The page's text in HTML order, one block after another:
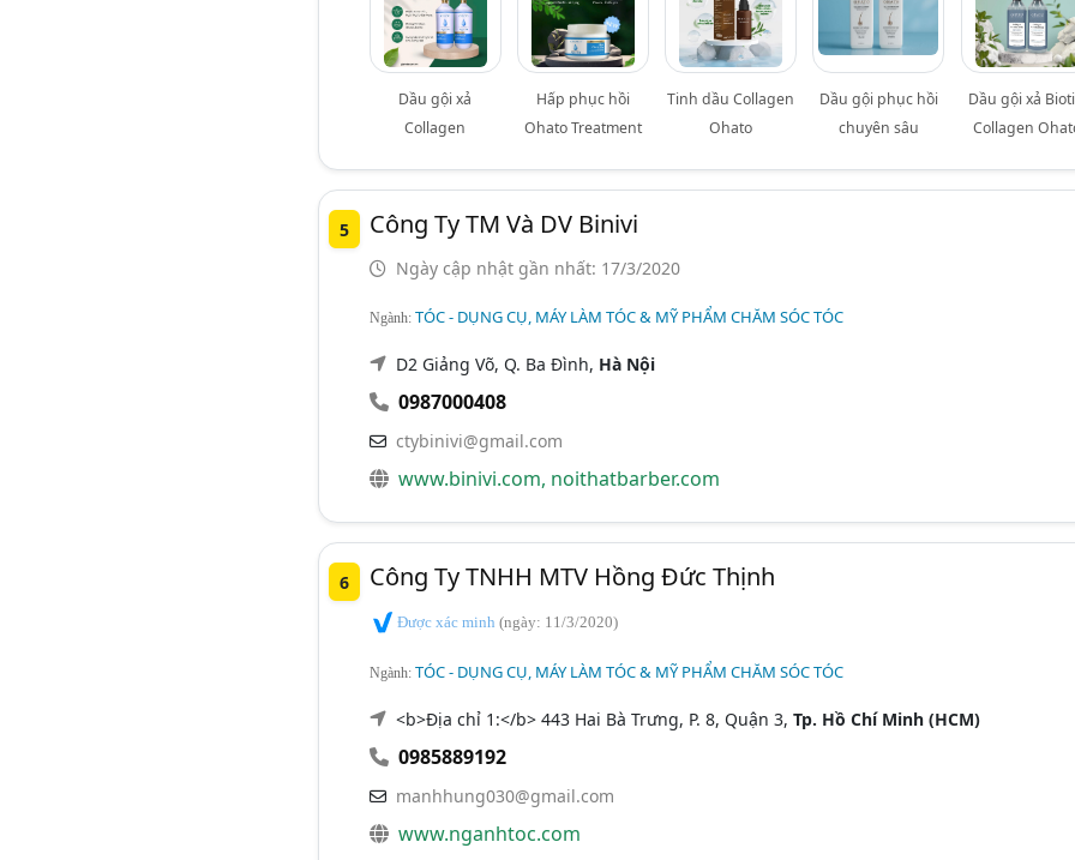
Dầu gội xả
Collagen
Hấp phục hồi
Ohato Treatment
Tinh dầu Collagen
Ohato
Dầu gội phục hồi
chuyên sâu
Dầu gội xả
Collagen
5 Công Ty TM Và DV Binivi
Ngày cập nhật gần nhất: 17/3/2020
Ngành: TÓC - DỤNG CỤ, MÁY LÀM TÓC & MỸ PHẨM CHĂM SÓC TÓC
D2 Giảng Võ, Q. Ba Đình, Hà Nội
0987000408
ctybinivi@gmail.com
www.binivi.com, noithatbarber.com
6 Công Ty TNHH MTV Hồng Đức Thịnh
Được xác minh (ngày: 11/3/2020)
Ngành: TÓC - DỤNG CỤ, MÁY LÀM TÓC & MỸ PHẨM CHĂM SÓC TÓC
<b>Địa chỉ 1:</b> 443 Hai Bà Trưng, P. 8, Quận 3, Tp. Hồ Chí Minh (HCM)
0985889192
manhhung030@gmail.com
www.nganhtoc.com